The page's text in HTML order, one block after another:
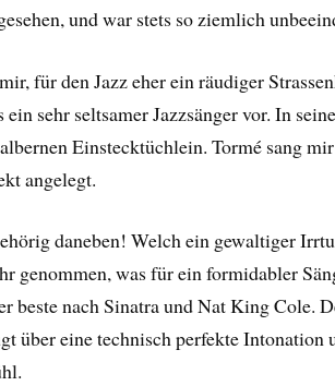
und war stets so ziemlich
für den Jazz eher ein räudiger
ein sehr seltsamer Jazzsänger vor. In
Einstecktüchlein. Tormé sang
angelegt.
daneben! Welch ein gewaltiger
genommen, was für ein formidabler
beste nach Sinatra und Nat King Cole.
über eine technisch perfekte Intonation